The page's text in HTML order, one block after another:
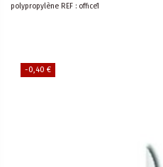
polypropylène REF : office1
-0,40 €